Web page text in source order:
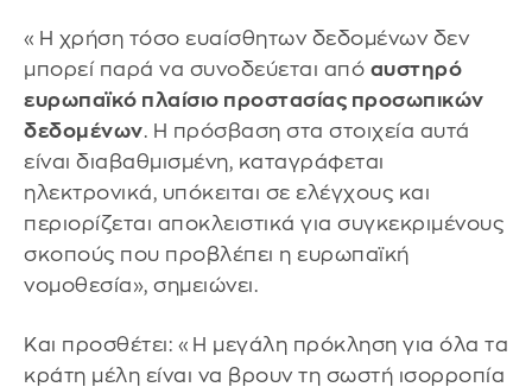
«Η χρήση τόσο ευαίσθητων δεδομένων δεν
μπορεί παρά να συνοδεύεται από αυστηρό
ευρωπαϊκό πλαίσιο προστασίας προσωπικών
δεδομένων. Η πρόσβαση στα στοιχεία αυτά
είναι διαβαθμισμένη, καταγράφεται
ηλεκτρονικά, υπόκειται σε ελέγχους και
περιορίζεται αποκλειστικά για συγκεκριμένους
σκοπούς που προβλέπει η ευρωπαϊκή
νομοθεσία», σημειώνει.
Και προσθέτει: «Η μεγάλη πρόκληση για όλα τα
κράτη μέλη είναι να βρουν τη σωστή ισορροπία